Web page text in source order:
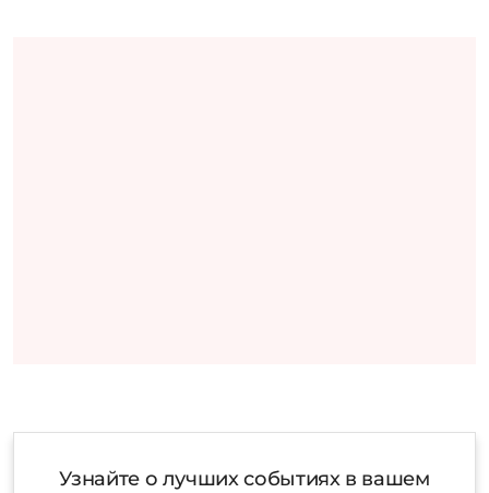
Узнайте о лучших событиях в вашем